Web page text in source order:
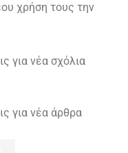
χρήση τους την
για νέα σχόλια
για νέα άρθρα